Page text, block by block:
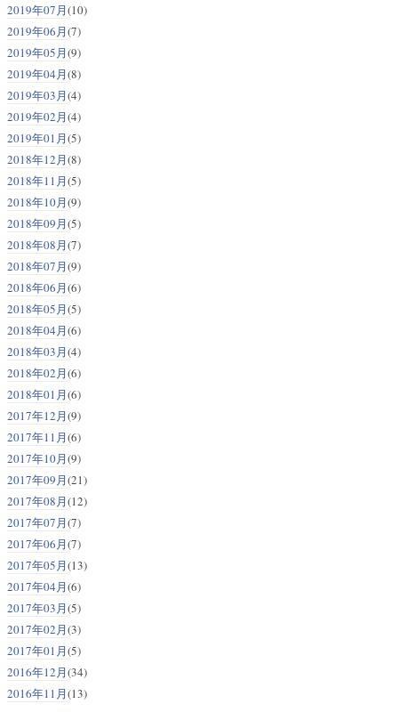
2019年07月(10)
2019年06月(7)
2019年05月(9)
2019年04月(8)
2019年03月(4)
2019年02月(4)
2019年01月(5)
2018年12月(8)
2018年11月(5)
2018年10月(9)
2018年09月(5)
2018年08月(7)
2018年07月(9)
2018年06月(6)
2018年05月(5)
2018年04月(6)
2018年03月(4)
2018年02月(6)
2018年01月(6)
2017年12月(9)
2017年11月(6)
2017年10月(9)
2017年09月(21)
2017年08月(12)
2017年07月(7)
2017年06月(7)
2017年05月(13)
2017年04月(6)
2017年03月(5)
2017年02月(3)
2017年01月(5)
2016年12月(34)
2016年11月(13)